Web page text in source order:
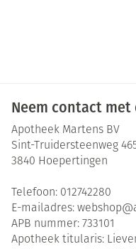
Neem contact met
Apotheek Martens BV
Sint-Truidersteenweg
3840 Hoepertingen
Telefoon: 012742280
E-mailadres: webshop@
APB nummer: 733101
Apotheek titularis: